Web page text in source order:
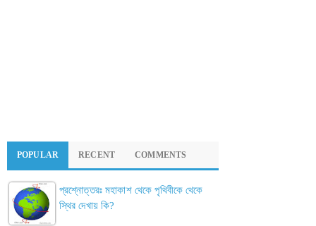
POPULAR RECENT COMMENTS
প্রশ্নোত্তরঃ মহাকাশ থেকে পৃথিবীকে থেকে
স্থির দেখায় কি?